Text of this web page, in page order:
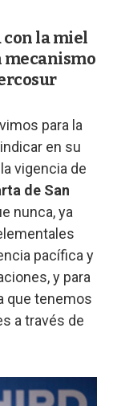
con la miel
mecanismo
para la
en su
vigencia de
de San
nunca, ya
pacífica y
y para
que tenemos
a través de